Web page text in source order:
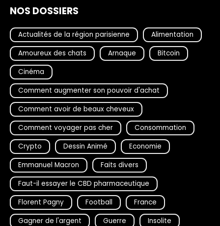
NOS DOSSIERS
Actualités de la région parisienne
Alimentation
Amoureux des chats
Arnaque
Bitcoin
Cinéma
Comment augmenter son pouvoir d'achat
Comment avoir de beaux cheveux
Comment voyager pas cher
Consommation
Crypto
Dessin Animé
Economie
Emmanuel Macron
Faits divers
Faut-il essayer le CBD pharmaceutique
Florent Pagny
Football
France
Gagner de l'argent
Guerre
Insolite